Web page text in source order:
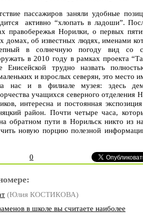
пассажиров заняли удобные
активно “хлопать в ладоши”.
правобережья Норилки, о первых
домах, об известных людях, именами
в солнечную погоду вид со
в 2010 году в рамках проекта
трудно назвать
и взрослых северян, это место
нас и в филиале музея: здесь
учащихся северного отделения
интересна и постоянная
район. Почти четыре часа,
обратном пути в Норильск никто из
новую порцию полезной
0
(Юлия КОСТИКОВА)
в школе вы считаете наиболее